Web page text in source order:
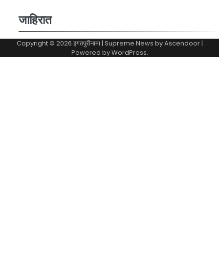
जाहिरात
Copyright © 2026 इगतपुरीनामा| Supreme News byAscendoor|
Powered byWordPress.